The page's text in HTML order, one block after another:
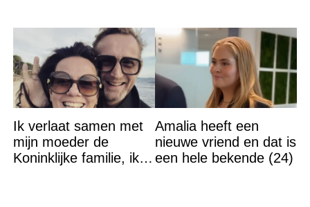
Ik verlaat samen met
mijn moeder de
Koninklijke familie, ik
Amalia heeft een
nieuwe vriend en dat is
een hele bekende (24)